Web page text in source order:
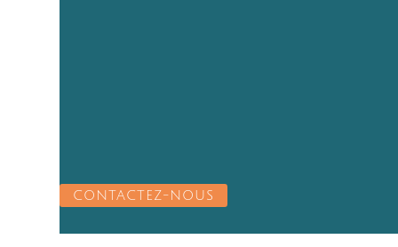
CONTACTEZ-NOUS